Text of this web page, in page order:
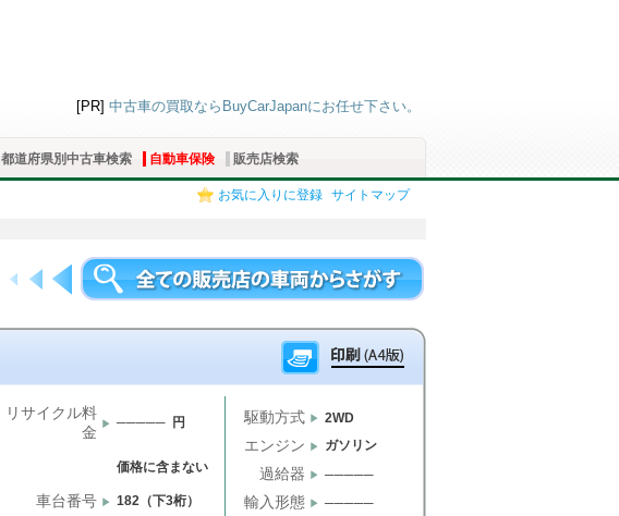
[PR] 中古車の買取ならBuyCarJapanにお任せ下さい。
都道府県別中古車検索 自動車保険 販売店検索
お気に入りに登録 サイトマップ
リサイクル料
金
───── 円
価格に含まない
車台番号 182（下3桁）
駆動方式 2WD
エンジン ガソリン
過給器 ─────
輸入形態 ─────